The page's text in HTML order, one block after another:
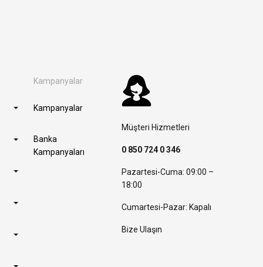
Kampanyalar
Kampanyalar
Banka
Kampanyaları
Müşteri Hizmetleri
0 850 724 0 346
Pazartesi-Cuma: 09:00 –
18:00
Cumartesi-Pazar: Kapalı
Bize Ulaşın